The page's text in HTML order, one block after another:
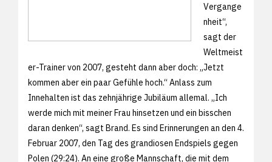
Vergange
nheit“,
sagt der
Weltmeist
er-Trainer von 2007, gesteht dann aber doch: „Jetzt
kommen aber ein paar Gefühle hoch.“ Anlass zum
Innehalten ist das zehnjährige Jubiläum allemal. „Ich
werde mich mit meiner Frau hinsetzen und ein bisschen
daran denken“, sagt Brand. Es sind Erinnerungen an den 4.
Februar 2007, den Tag des grandiosen Endspiels gegen
Polen (29:24). An eine große Mannschaft, die mit dem